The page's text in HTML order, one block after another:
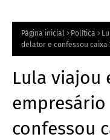
RPágina inicial Política
delator e confessou caixa
Lula viajou
confessou